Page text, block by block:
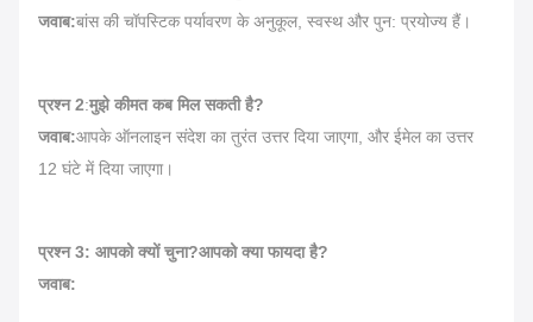
जवाब:बांस की चॉपस्टिक पर्यावरण के अनुकूल, स्वस्थ और पुन: प्रयोज्य हैं।
प्रश्न 2:मुझे कीमत कब मिल सकती है?
जवाब:आपके ऑनलाइन संदेश का तुरंत उत्तर दिया जाएगा, और ईमेल का उत्तर
12 घंटे में दिया जाएगा।
प्रश्न 3: आपको क्यों चुना?आपको क्या फायदा है?
जवाब: